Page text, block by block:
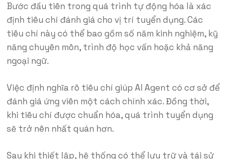
Bước đầu tiên trong quá trình tự động hóa là xác
định tiêu chí đánh giá cho vị trí tuyển dụng. Các
tiêu chí này có thể bao gồm số năm kinh nghiệm, kỹ
năng chuyên môn, trình độ học vấn hoặc khả năng
ngoại ngữ.
Việc định nghĩa rõ tiêu chí giúp AI Agent có cơ sở để
đánh giá ứng viên một cách chính xác. Đồng thời,
khi tiêu chí được chuẩn hóa, quá trình tuyển dụng
sẽ trở nên nhất quán hơn.
Sau khi thiết lập, hệ thống có thể lưu trữ và tái sử